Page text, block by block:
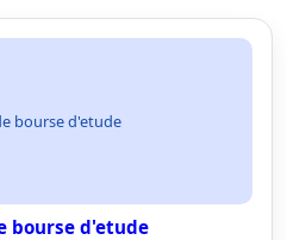
bourse d'etude
bourse d'etude